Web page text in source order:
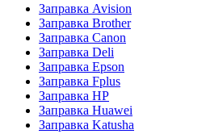
Заправка Avision
Заправка Brother
Заправка Canon
Заправка Deli
Заправка Epson
Заправка Fplus
Заправка HP
Заправка Huawei
Заправка Katusha